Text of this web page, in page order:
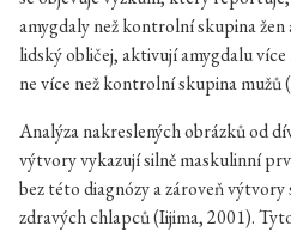
amygdaly než kontrolní skupina
lidský obličej, aktivují amygdalu
ne více než kontrolní skupina mužů
Analýza nakreslených obrázků od
výtvory vykazují silně maskulinní
bez této diagnózy a zároveň výtvory
zdravých chlapců (Iijima, 2001).